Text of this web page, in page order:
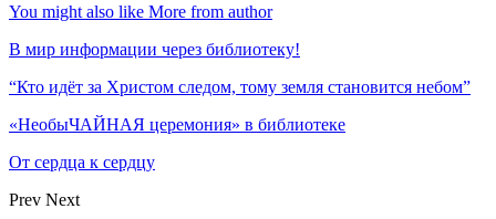
You might also like More from author
В мир информации через библиотеку!
“Кто идёт за Христом следом, тому земля становится небом”
«НеобыЧАЙНАЯ церемония» в библиотеке
От сердца к сердцу
Prev Next